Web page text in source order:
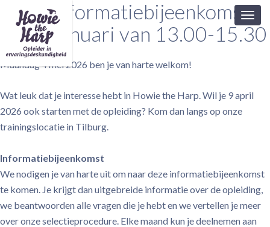
Extra informatiebijeenkomst
op 23 januari van 13.00-15.30
Maandag 4 mei 2026 ben je van harte welkom!
Wat leuk dat je interesse hebt in Howie the Harp. Wil je 9 april
2026 ook starten met de opleiding? Kom dan langs op onze
trainingslocatie in Tilburg.
Informatiebijeenkomst
We nodigen je van harte uit om naar deze informatiebijeenkomst
te komen. Je krijgt dan uitgebreide informatie over de opleiding,
we beantwoorden alle vragen die je hebt en we vertellen je meer
over onze selectieprocedure. Elke maand kun je deelnemen aan